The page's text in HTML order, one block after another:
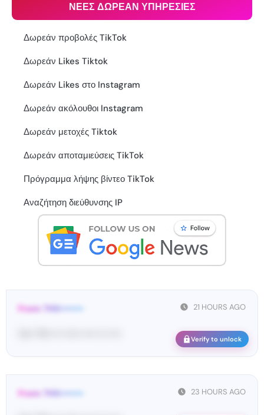
ΝΕΕΣ ΔΩΡΕΑΝ ΥΠΗΡΕΣΙΕΣ
Δωρεάν προβολές TikTok
Δωρεάν Likes Tiktok
Δωρεάν Likes στο Instagram
Δωρεάν ακόλουθοι Instagram
Δωρεάν μετοχές Tiktok
Δωρεάν αποταμιεύσεις TikTok
Πρόγραμμα λήψης βίντεο TikTok
Αναζήτηση διεύθυνσης IP
21 HOURS AGO
From: THX••••••••
Verify to unlock
23 HOURS AGO
From: THX••••••••